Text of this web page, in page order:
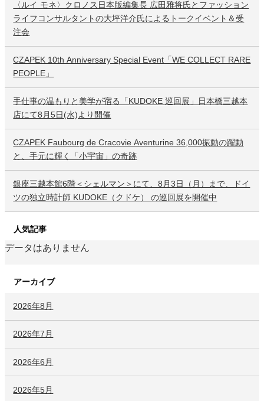
〈ルイ モネ〉クロノス日本版編集長 広田雅将氏とファッション
ライフコンサルタントの大坪洋介氏によるトークイベント＆受
注会
CZAPEK 10th Anniversary Special Event「WE COLLECT RARE
PEOPLE」
手仕事の温もりと美学が宿る「KUDOKE 巡回展」日本橋三越本
店にて8月5日(水)より開催
CZAPEK Faubourg de Cracovie Aventurine 36,000振動の躍動
と、手元に輝く「小宇宙」の奇跡
銀座三越本館6階＜シェルマン＞にて、8月3日（月）まで、ドイ
ツの独立時計師 KUDOKE（クドケ） の巡回展を開催中
人気記事
データはありません
アーカイブ
2026年8月
2026年7月
2026年6月
2026年5月